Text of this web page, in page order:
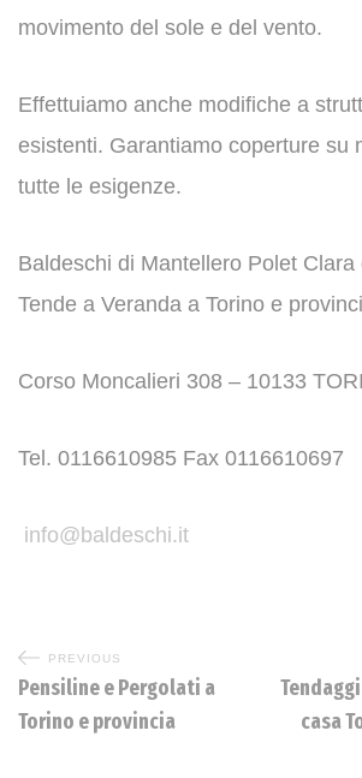
movimento del sole e del vento.
Effettuiamo anche modifiche a
esistenti. Garantiamo coperture su
tutte le esigenze.
Baldeschi di Mantellero Polet Clara
Tende a Veranda a Torino e
Corso Moncalieri 308 – 10133
Tel. 0116610985 Fax 0116610697
info@baldeschi.it
PREVIOUS
Pensiline e Pergolati a
Torino e provincia
casa